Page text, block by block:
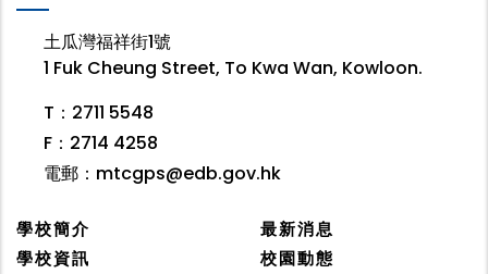
土瓜灣福祥街1號
1 Fuk Cheung Street, To Kwa Wan, Kowloon.
T：2711 5548
F：2714 4258
電郵： mtcgps@edb.gov.hk
學校簡介
學校資訊
最新消息
校園動態